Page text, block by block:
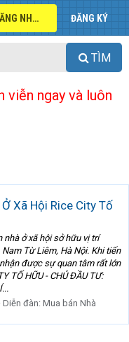
ĐĂNG NHẬP ĐĂNG KÝ
TÌM
viễn ngay và luôn
Xã Hội Rice City Tố
nhà ở xã hội sở hữu vị trí
Từ Liêm, Hà Nội. Khi tiến
được sự quan tâm rất lớn
TỐ HỮU - CHỦ ĐẦU TƯ:
Diễn đàn: Mua bán Nhà